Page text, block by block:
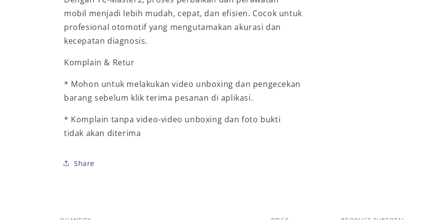
mobil menjadi lebih mudah, cepat, dan efisien. Cocok untuk
profesional otomotif yang mengutamakan akurasi dan
kecepatan diagnosis.
Komplain & Retur
* Mohon untuk melakukan video unboxing dan pengecekan
barang sebelum klik terima pesanan di aplikasi.
* Komplain tanpa video-video unboxing dan foto bukti
tidak akan diterima
Share